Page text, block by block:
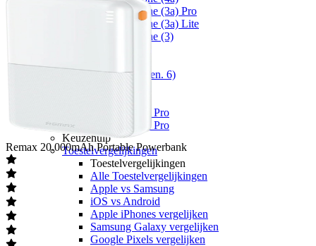
Nothing Phone (3a) Pro
Nothing Phone (3a) Lite
Nothing Phone (3)
Fairphone (Gen. 6)
Realme GT 8 Pro
Realme GT 7 Pro
Keuzehulp
Toestelvergelijkingen
Toestelvergelijkingen
Alle Toestelvergelijkingen
Apple vs Samsung
iOS vs Android
Apple iPhones vergelijken
Samsung Galaxy vergelijken
Google Pixels vergelijken
Remax 20.000mAh Portable Powerbank